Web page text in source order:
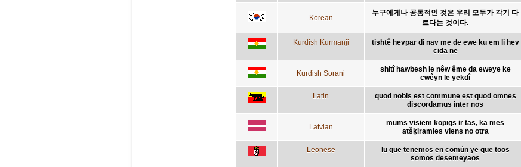
Korean
누구에게나 공통적인 것은 우리 모두가 각기 다
르다는 것이다.
Kurdish Kurmanji
tishtê hevpar di nav me de ewe ku em li hev
cida ne
Kurdish Sorani
shitî hawbesh le nêw ême da eweye ke
cwêyn le yekdî
Latin
quod nobis est commune est quod omnes
discordamus inter nos
Latvian
mums visiem kopīgs ir tas, ka mēs
atšķiramies viens no otra
Leonese
lu que tenemos en común ye que toos
somos desemeyaos